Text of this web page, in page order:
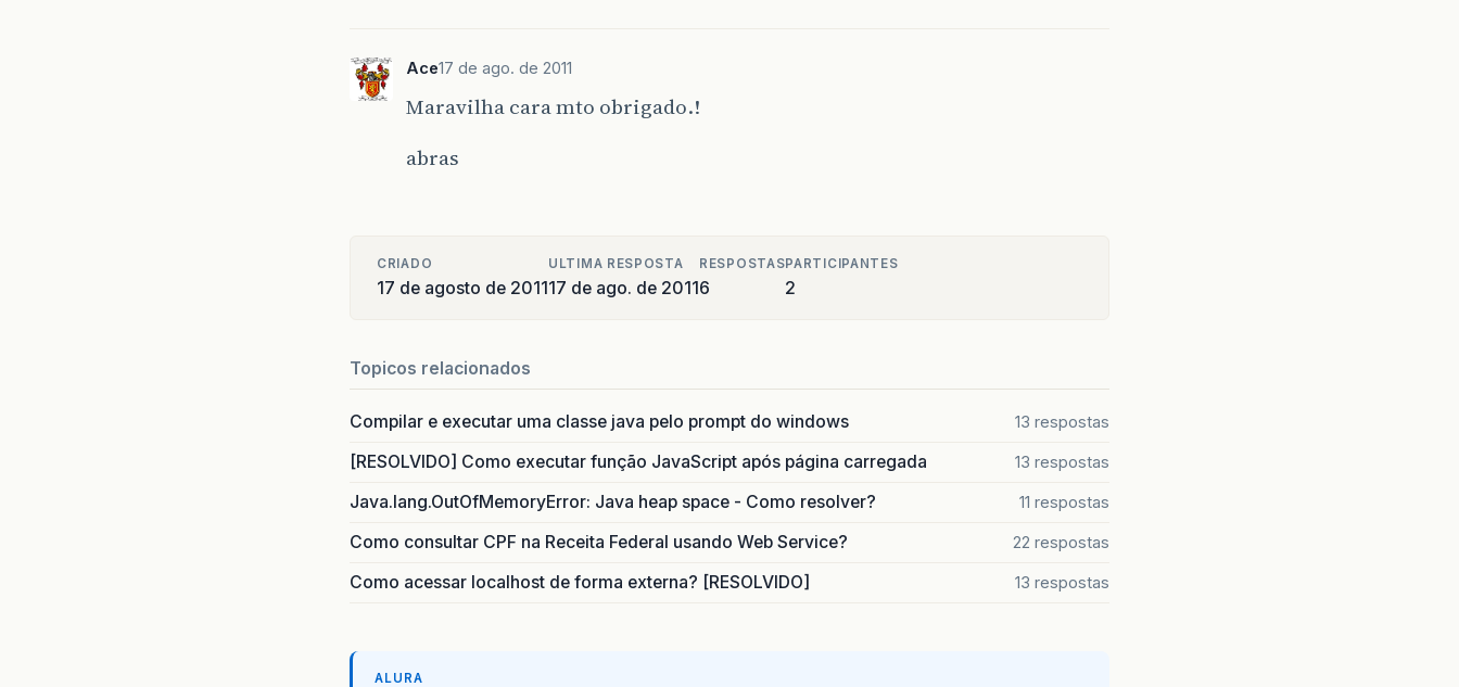
Ace17 de ago. de 2011
Maravilha cara mto obrigado.!
abras
CRIADO
17 de agosto de 2011
ULTIMA RESPOSTA
17 de ago. de 2011
RESPOSTAS
6
PARTICIPANTES
2
Topicos relacionados
Compilar e executar uma classe java pelo prompt do windows 13 respostas
[RESOLVIDO] Como executar função JavaScript após página carregada 13 respostas
Java.lang.OutOfMemoryError: Java heap space - Como resolver? 11 respostas
Como consultar CPF na Receita Federal usando Web Service? 22 respostas
Como acessar localhost de forma externa? [RESOLVIDO] 13 respostas
ALURA